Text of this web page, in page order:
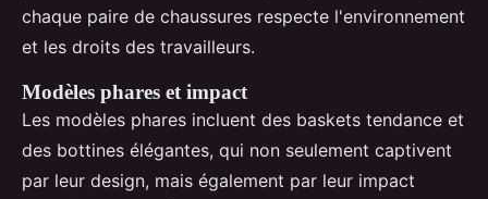
chaque paire de chaussures respecte l'environnement
et les droits des travailleurs.
Modèles phares et impact
Les modèles phares incluent des baskets tendance et
des bottines élégantes, qui non seulement captivent
par leur design, mais également par leur impact